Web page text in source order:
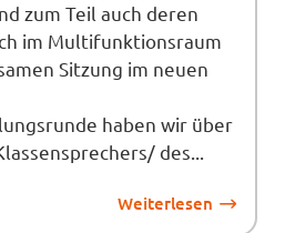
zum Teil auch deren
im Multifunktionsraum
Sitzung im neuen
haben wir über
des...
Weiterlesen